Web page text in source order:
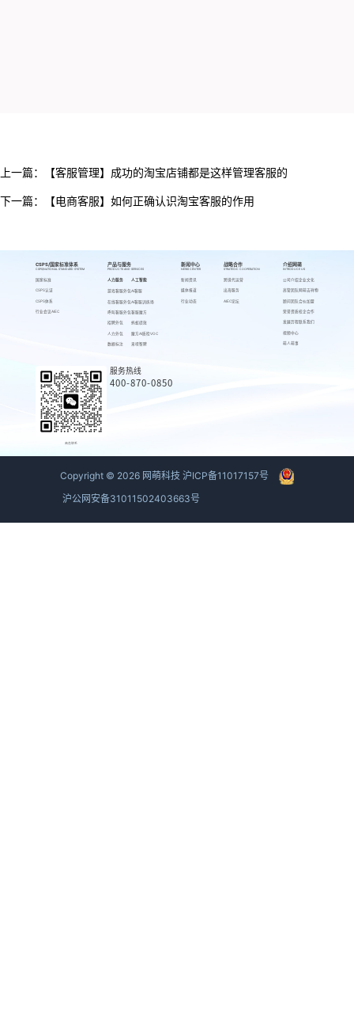
上一篇： 【客服管理】成功的淘宝店铺都是这样管理客服的
下一篇： 【电商客服】如何正确认识淘宝客服的作用
CSPS/国家标准体系
CSPS/NATIONAL STANDARD SYSTEM
国家标准
CSPS认证
CSPS体系
行业会议AIEC
产品与服务
PRODUCTS AND SERVICES
人力服务
游戏客服外包
在线客服外包
呼叫客服外包
招聘外包
人力外包
数据标注
人工智能
AI客服
AI客服训练场
客服魔方
蚂蚁绩效
魔方AI质检VOC
来呗智聘
新闻中心
NEWS CENTER
新闻资讯
媒体报道
行业动态
战略合作
STRATEGIC COOPERATION
跨境代运营
出海服务
AIEC论坛
介绍网萌
INTRODUCE US
公司介绍
高管团队
顾问团队
荣誉资质
发展历程
视频中心
萌人萌事
企业文化
网萌吉祥物
合伙加盟
校企合作
联系我们
商务联系
服务热线
400-870-0850
Copyright © 2026 网萌科技 沪ICP备11017157号
沪公网安备31011502403663号